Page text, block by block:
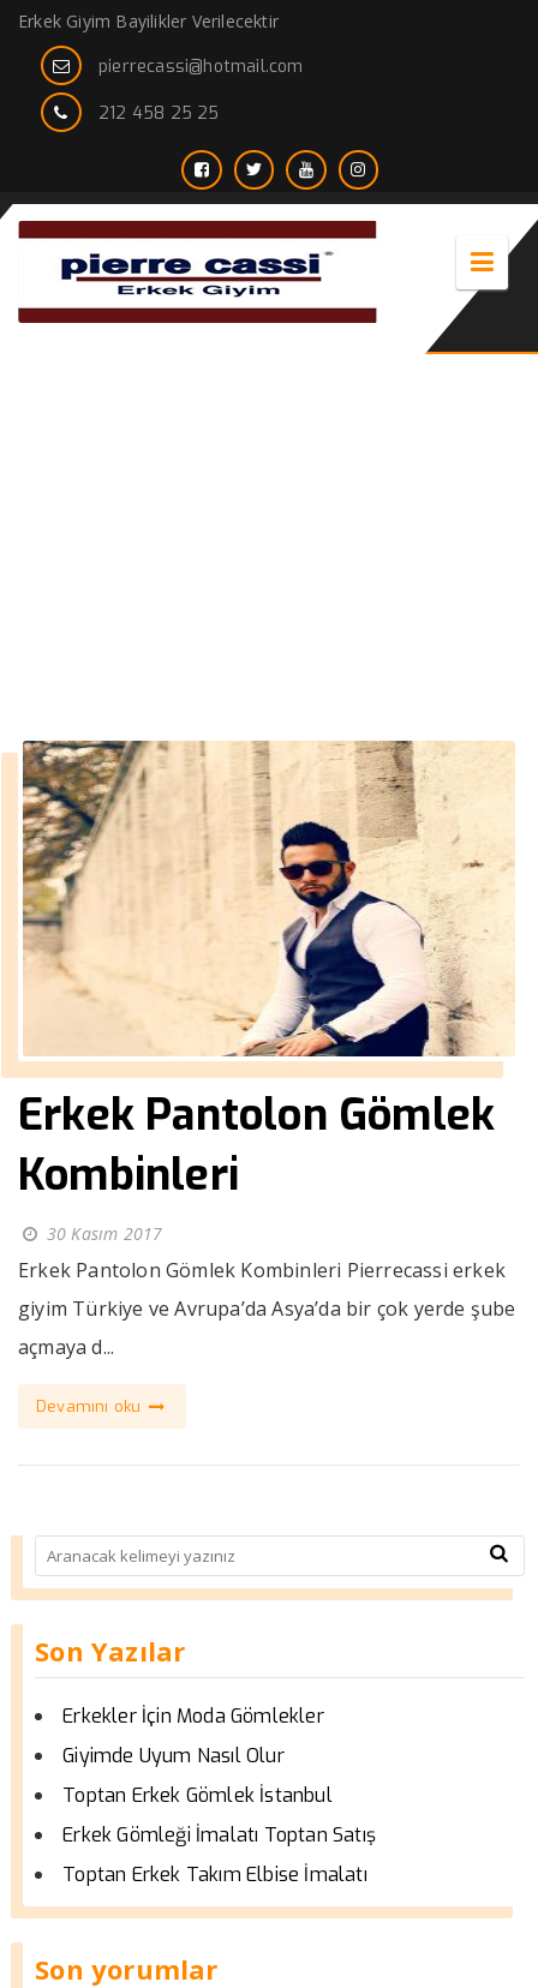
Erkek Giyim Bayilikler Verilecektir
pierrecassi@hotmail.com
212 458 25 25
Erkek Pantolon Gömlek
Kombinleri
30 Kasım 2017
Erkek Pantolon Gömlek Kombinleri Pierrecassi erkek
giyim Türkiye ve Avrupa’da Asya’da bir çok yerde şube
açmaya d...
Devamını oku
Son Yazılar
Erkekler İçin Moda Gömlekler
Giyimde Uyum Nasıl Olur
Toptan Erkek Gömlek İstanbul
Erkek Gömleği İmalatı Toptan Satış
Toptan Erkek Takım Elbise İmalatı
Son yorumlar